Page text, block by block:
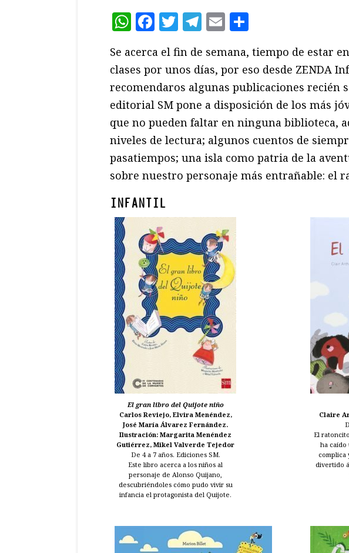
WhatsApp
Facebook
Twitter
Telegram
Email
Se acerca el fin de semana, tiempo de estar
clases por unos días, por eso desde ZENDA
recomendaros algunas publicaciones recién
editorial SM pone a disposición de los más
que no pueden faltar en ninguna biblioteca,
niveles de lectura; algunos cuentos de
pasatiempos; una isla como patria de la
sobre nuestro personaje más entrañable: el
INFANTIL
El gran libro del Quijote niño
Carlos Reviejo, Elvira Menéndez,
José María Álvarez Fernández.
Ilustración: Margarita Menéndez
Gutiérrez, Mikel Valverde Tejedor
De 4 a 7 años. Ediciones SM.
Este libro acerca a los niños al
personaje de Alonso Quijano,
descubriéndoles cómo pudo vivir su
infancia el protagonista del Quijote.
Claire
El
ha caído
complica
divertido